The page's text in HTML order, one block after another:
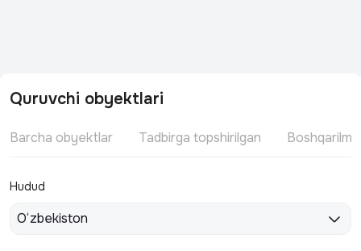
Quruvchi obyektlari
Barcha obyektlar Tadbirga topshirilgan
Hudud
O‘zbekiston